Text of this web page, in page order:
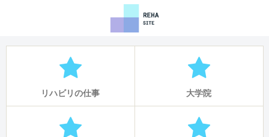
リハビリの仕事 大学院